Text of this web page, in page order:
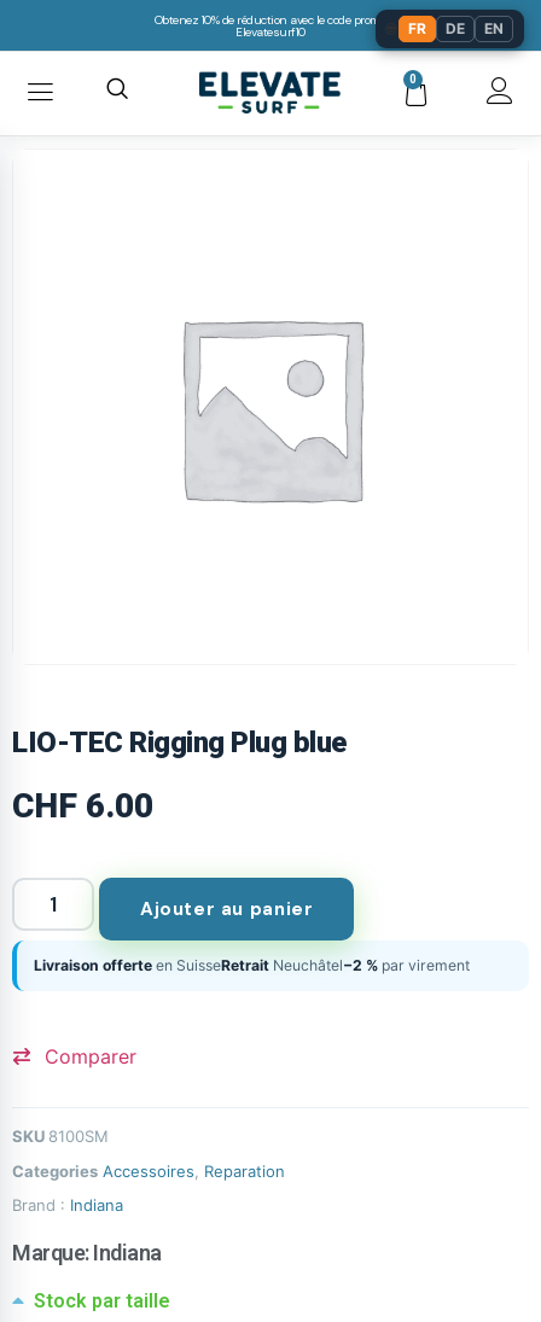
Obtenez 10% de réduction avec le code promo:
Elevatesurf10
0
LIO-TEC Rigging Plug blue
CHF 6.00
Ajouter au panier
Livraison offerte en SuisseRetrait Neuchâtel−2 % par virement
Comparer
SKU 8100SM
Categories Accessoires
Reparation
Brand : Indiana
Marque:Indiana
Stock par taille
FR DE EN